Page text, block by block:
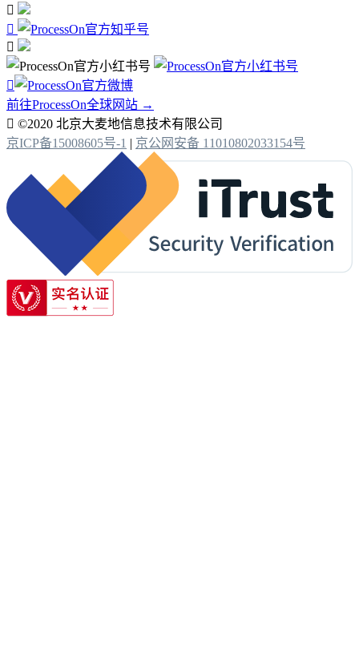




前往ProcessOn全球网站 →
 ©2020 北京大麦地信息技术有限公司
京ICP备15008605号-1 | 京公网安备 11010802033154号